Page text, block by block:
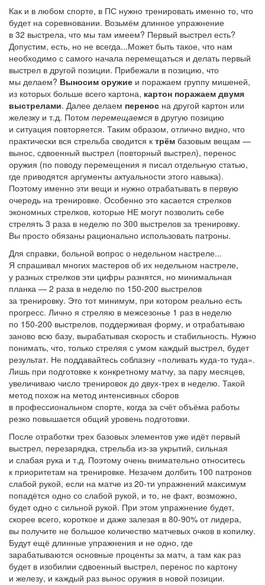
Как и в любом спорте, в ПС нужно тренировать именно то, что
будет на соревновании. Возьмём длинное упражнение
в 32 выстрела, что мы там имеем? Первый выстрел есть?
Допустим, есть, но не всегда...Может быть такое, что нам
необходимо с самого начала перемещаться и делать первый
выстрел в другой позиции. Прибежали в позицию, что
мы делаем? Выносим оружие и поражаем группу мишеней,
из которых больше всего картона, картон поражаем двумя
выстрелами. Далее делаем перенос на другой картон или
железку и т.д. Потом перемещаемся в другую позицию
и ситуация повторяется. Таким образом, отлично видно, что
практически вся стрельба сводится к трём базовым вещам —
вынос, сдвоенный выстрел (повторный выстрел), перенос
оружия (по поводу перемещения я писал отдельную статью,
где приводятся аргументы актуальности этого навыка).
Поэтому именно эти вещи и нужно отрабатывать в первую
очередь на тренировке. Особенно это касается стрелков
экономных стрелков, которые НЕ могут позволить себе
стрелять 3 раза в неделю по 300 выстрелов за тренировку.
Вы просто обязаны рационально использовать патроны.
Для справки, больной вопрос о недельном настреле...
Я спрашивал многих мастеров об их недельном настреле,
у разных стрелков эти цифры разнятся, но минимальная
планка — 2 раза в неделю по 150-200 выстрелов
за тренировку. Это тот минимум, при котором реально есть
прогресс. Лично я стреляю в межсезонье 1 раз в неделю
по 150-200 выстрелов, поддерживая форму, и отрабатываю
заново всю базу, вырабатывая скорость и стабильность. Нужно
понимать, что, только стреляя с умом каждый выстрел, будет
результат. Не поддавайтесь соблазну «поливать куда-то туда».
Лишь при подготовке к конкретному матчу, за пару месяцев,
увеличиваю число тренировок до двух-трех в неделю. Такой
метод похож на метод интенсивных сборов
в профессиональном спорте, когда за счёт объёма работы
резко повышается общий уровень подготовки.
После отработки трех базовых элементов уже идёт первый
выстрел, перезарядка, стрельба из-за укрытий, сильная
и слабая рука и т.д. Поэтому очень внимательно относитесь
к приоритетам на тренировке. Незачем долбить 100 патронов
слабой рукой, если на матче из 20-ти упражнений максимум
попадётся одно со слабой рукой, и то, не факт, возможно,
будет одно с сильной рукой. При этом упражнение будет,
скорее всего, короткое и даже залезая в 80-90% от лидера,
вы получите не большое количество матчевых очков в копилку.
Будут ещё длинные упражнения и не одно, где
зарабатываются основные проценты за матч, а там как раз
будет в изобилии сдвоенный выстрел, перенос по картону
и железу, и каждый раз вынос оружия в новой позиции.